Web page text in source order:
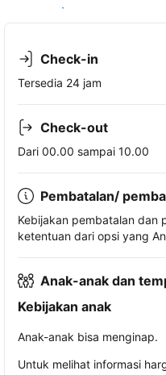
Lihat ketersediaan
Check-in
Tersedia 24 jam
Check-out
Dari 00.00 sampai 10.00
Pembatalan/
Kebijakan pembatalan
ketentuan dari opsi yang
Anak-anak dan
Kebijakan anak
Anak-anak bisa menginap.
Untuk melihat informasi